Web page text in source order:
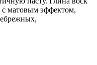
с матовым эффектом,